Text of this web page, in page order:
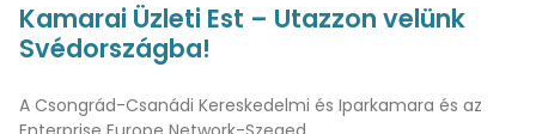
Kamarai Üzleti Est – Utazzon velünk
Svédországba!
A Csongrád-Csanádi Kereskedelmi és Iparkamara és az